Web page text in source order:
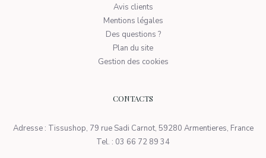
Avis clients
Mentions légales
Des questions ?
Plan du site
Gestion des cookies
CONTACTS
Adresse : Tissushop, 79 rue Sadi Carnot, 59280 Armentieres, France
Tel. : 03 66 72 89 34